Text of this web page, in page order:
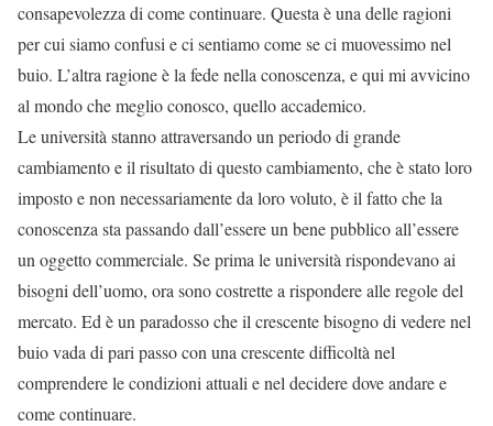
consapevolezza di come continuare. Questa è una delle ragioni
per cui siamo confusi e ci sentiamo come se ci muovessimo nel
buio. L’altra ragione è la fede nella conoscenza, e qui mi avvicino
al mondo che meglio conosco, quello accademico.
Le università stanno attraversando un periodo di grande
cambiamento e il risultato di questo cambiamento, che è stato loro
imposto e non necessariamente da loro voluto, è il fatto che la
conoscenza sta passando dall’essere un bene pubblico all’essere
un oggetto commerciale. Se prima le università rispondevano ai
bisogni dell’uomo, ora sono costrette a rispondere alle regole del
mercato. Ed è un paradosso che il crescente bisogno di vedere nel
buio vada di pari passo con una crescente difficoltà nel
comprendere le condizioni attuali e nel decidere dove andare e
come continuare.